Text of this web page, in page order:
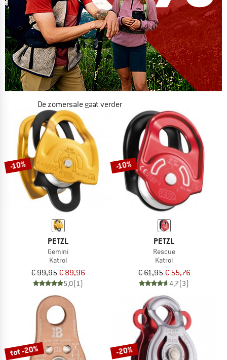
De zomersale gaat verder
NU TOT MAAR LIEFST -50%
NAAR DE SALE
-10%
PETZL
Gemini
Katrol
€ 99,95€ 89,96
5,0(1)
-10%
PETZL
Rescue
Katrol
€ 61,95€ 55,76
4,7(3)
tot -20% -20%